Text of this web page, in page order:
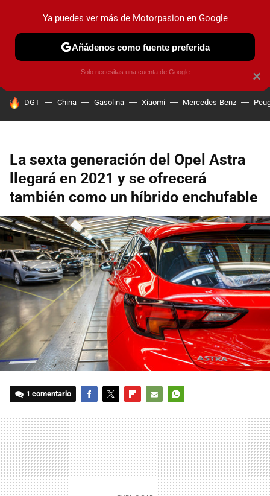
PRUEBAS COCHES ELÉCTRICOS OBSERVATORIO
HOY SE HABLA DE
DGT China Gasolina Xiaomi Mercedes-Benz
La sexta generación del Opel Astra
llegará en 2021 y se ofrecerá
también como un híbrido enchufable
1 comentario
MAIL
×
Ya puedes ver más de Motorpasion en Google
Añádenos como fuente preferida
Solo necesitas una cuenta de Google